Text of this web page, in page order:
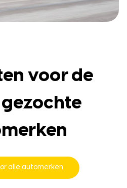
voor de
alle automerken